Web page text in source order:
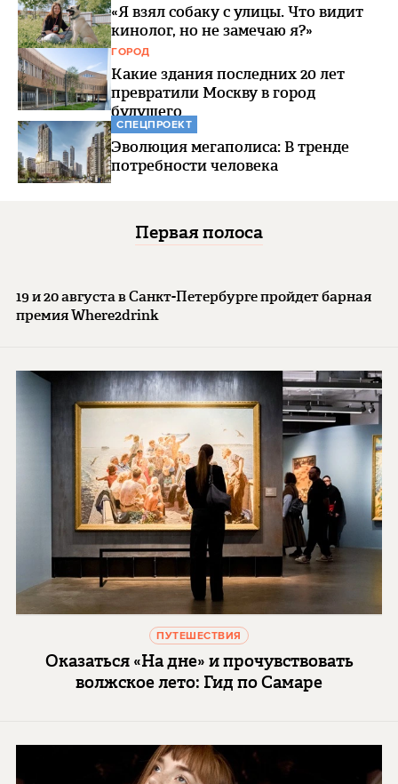
«Я взял собаку с улицы. Что видит
кинолог, но не замечаю я?»
ГОРОД
Какие здания последних 20 лет
превратили Москву в город
будущего
СПЕЦПРОЕКТ
Эволюция мегаполиса: В тренде
потребности человека
Первая полоса
19 и 20 августа в Санкт-Петербурге пройдет барная
премия Where2drink
ПУТЕШЕСТВИЯ
Оказаться «На дне» и прочувствовать
волжское лето: Гид по Самаре